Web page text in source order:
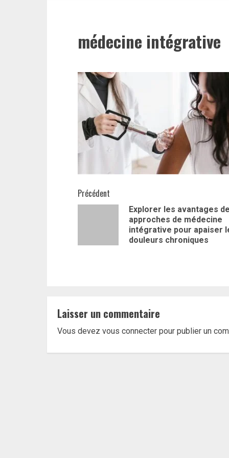
médecine intégrative
Navigation
Précédent
Explorer les avantages
approches de médecine
intégrative pour apaiser
douleurs chroniques
Laisser un commentaire
Vous devez vous connecter pour publier un